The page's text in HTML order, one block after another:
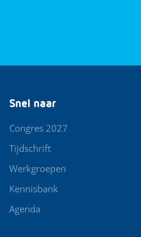
Snel naar
Congres 2027
Tijdschrift
Werkgroepen
Kennisbank
Agenda